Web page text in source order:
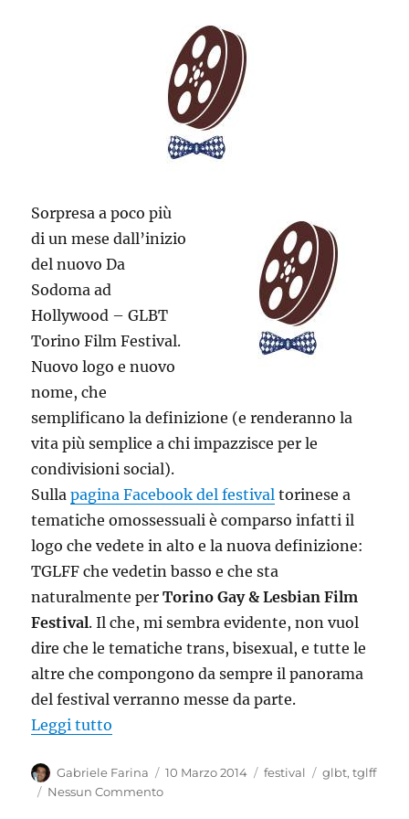
Sorpresa a poco più
di un mese dall’inizio
del nuovo Da
Sodoma ad
Hollywood – GLBT
Torino Film Festival.
Nuovo logo e nuovo
nome, che
semplificano la definizione (e renderanno la
vita più semplice a chi impazzisce per le
condivisioni social).
Sullapagina Facebook del festival torinese a
tematiche omossessuali è comparso infatti il
logo che vedete in alto e la nuova definizione:
TGLFF che vedetin basso e che sta
naturalmente perTorino Gay & Lesbian Film
Festival. Il che, mi sembra evidente, non vuol
dire che le tematiche trans, bisexual, e tutte le
altre che compongono da sempre il panorama
del festival verranno messe da parte.
Leggi tutto
Autore
Gabriele Farina
Pubblicato
10 Marzo 2014 Categorie
festival Tag
glbt,tglff
Nessun Commento